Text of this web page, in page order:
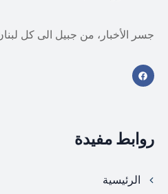
جسر الأخبار، من جبيل الى كل
روابط مفيدة
الرئيسية